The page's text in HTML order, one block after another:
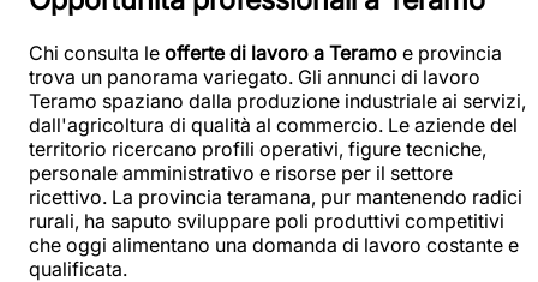
Chi consulta le offerte di lavoro a Teramo e provincia
trova un panorama variegato. Gli annunci di lavoro
Teramo spaziano dalla produzione industriale ai servizi,
dall'agricoltura di qualità al commercio. Le aziende del
territorio ricercano profili operativi, figure tecniche,
personale amministrativo e risorse per il settore
ricettivo. La provincia teramana, pur mantenendo radici
rurali, ha saputo sviluppare poli produttivi competitivi
che oggi alimentano una domanda di lavoro costante e
qualificata.